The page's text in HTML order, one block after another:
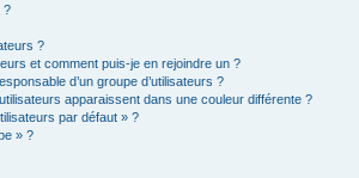
?
?
et comment puis-je en rejoindre un ?
d’un groupe d’utilisateurs ?
apparaissent dans une couleur différente ?
par défaut » ?
» ?